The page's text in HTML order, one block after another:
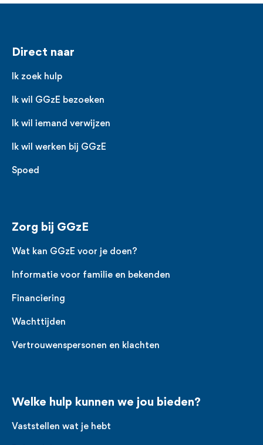
Voet
Direct naar
Ik zoek hulp
Ik wil GGzE bezoeken
Ik wil iemand verwijzen
Ik wil werken bij GGzE
Spoed
Zorg bij GGzE
Wat kan GGzE voor je doen?
Informatie voor familie en bekenden
Financiering
Wachttijden
Vertrouwenspersonen en klachten
Welke hulp kunnen we jou bieden?
Vaststellen wat je hebt